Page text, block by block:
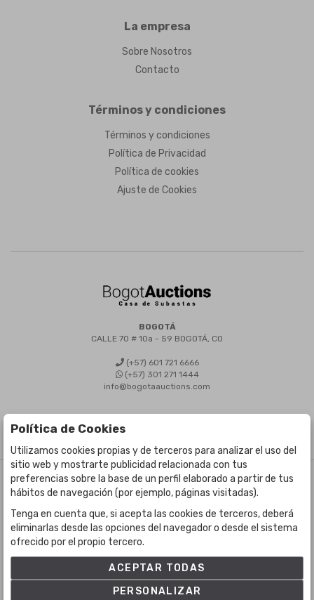
La empresa
Sobre Nosotros
Contacto
Términos y condiciones
Términos y condiciones
Política de Privacidad
Política de cookies
Ajuste de Cookies
BOGOTÁ
CALLE 70 # 10a - 59 BOGOTÁ, CO
(+57) 601 721 6666
(+57) 301 271 1444
info@bogotaauctions.com
©Bogota Auctions- Todos los derechos reservados
Desarrollado por Labelgrup Networks.
Política de Cookies
Utilizamos cookies propias y de terceros para analizar el uso del
sitio web y mostrarte publicidad relacionada con tus
preferencias sobre la base de un perfil elaborado a partir de tus
hábitos de navegación (por ejemplo, páginas visitadas).
Tenga en cuenta que, si acepta las cookies de terceros, deberá
eliminarlas desde las opciones del navegador o desde el sistema
ofrecido por el propio tercero.
ACEPTAR TODAS
PERSONALIZAR